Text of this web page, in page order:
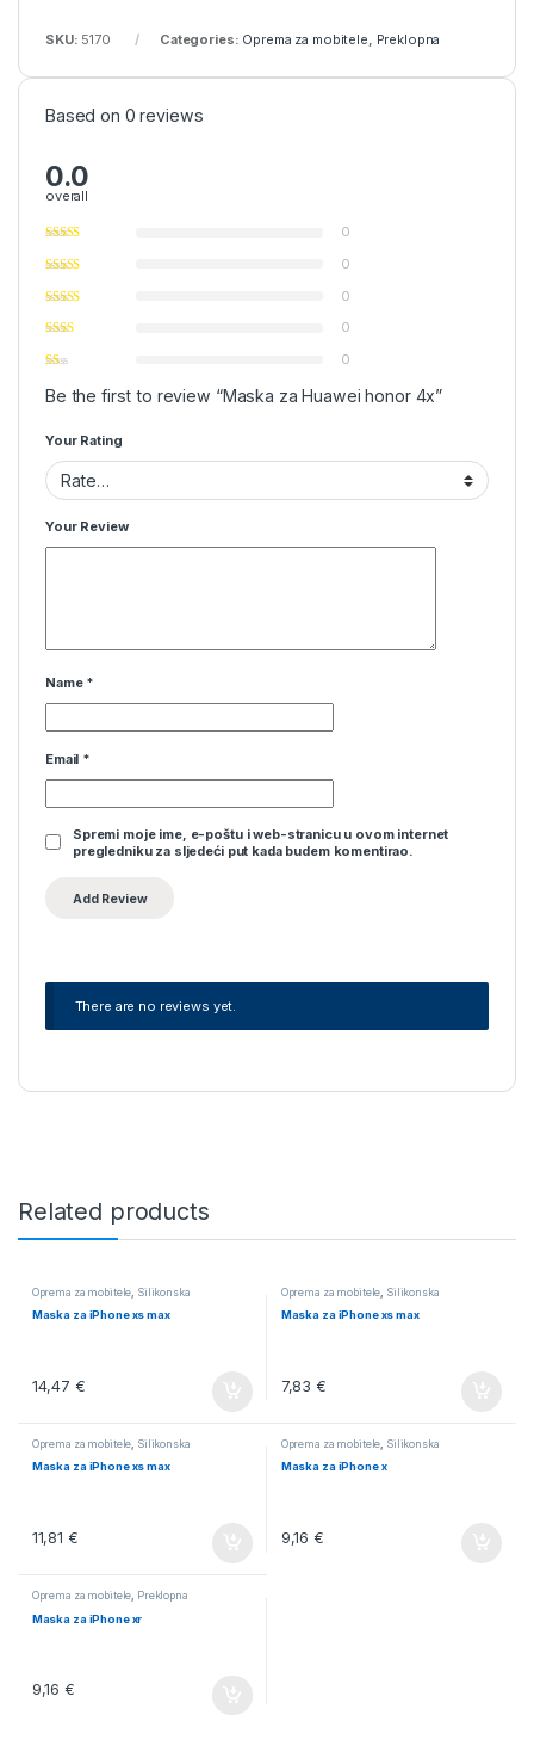
SKU: 5170 Categories: Oprema za mobitele, Preklopna
Based on 0 reviews
0.0
overall
0
0
0
0
0
Be the first to review “Maska za Huawei honor 4x”
Your Rating
Your Review
Name *
Email *
Spremi moje ime, e-poštu i web-stranicu u ovom internet
pregledniku za sljedeći put kada budem komentirao.
There are no reviews yet.
Related products
Oprema za mobitele Silikonska
Maska za iPhone xs max
14,47 €
Oprema za mobitele Silikonska
Maska za iPhone xs max
7,83 €
Oprema za mobitele Silikonska
Maska za iPhone xs max
11,81 €
Oprema za mobitele Silikonska
Maska za iPhone x
9,16 €
Oprema za mobitele Preklopna
Maska za iPhone xr
9,16 €